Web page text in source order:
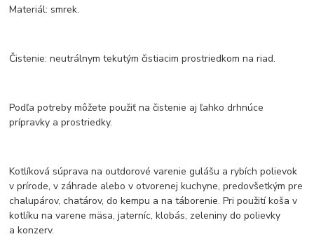
Materiál: smrek.
Čistenie: neutrálnym tekutým čistiacim prostriedkom na riad.
Podľa potreby môžete použiť na čistenie aj ľahko drhnúce
prípravky a prostriedky.
Kotlíková súprava na outdorové varenie gulášu a rybích polievok
v prírode, v záhrade alebo v otvorenej kuchyne, predovšetkým pre
chalupárov, chatárov, do kempu a na táborenie. Pri použití koša v
kotlíku na varene mäsa, jaterníc, klobás, zeleniny do polievky
a konzerv.